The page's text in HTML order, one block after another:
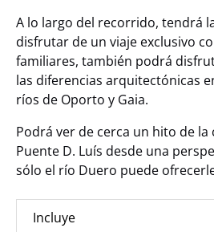
A lo largo del recorrido, tendrá
disfrutar de un viaje exclusivo
familiares, también podrá
las diferencias arquitectónicas
ríos de Oporto y Gaia.
Podrá ver de cerca un hito de la
Puente D. Luís desde una
sólo el río Duero puede
Incluye